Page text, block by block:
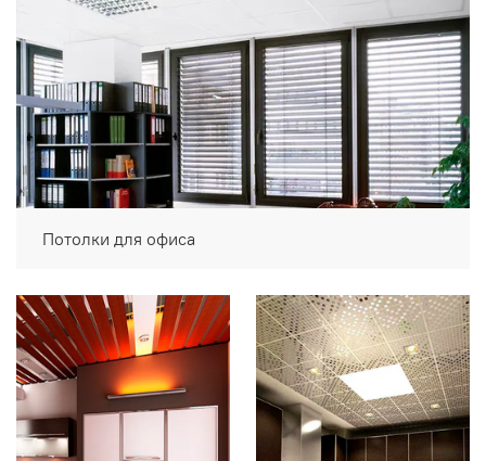
Потолки для офиса